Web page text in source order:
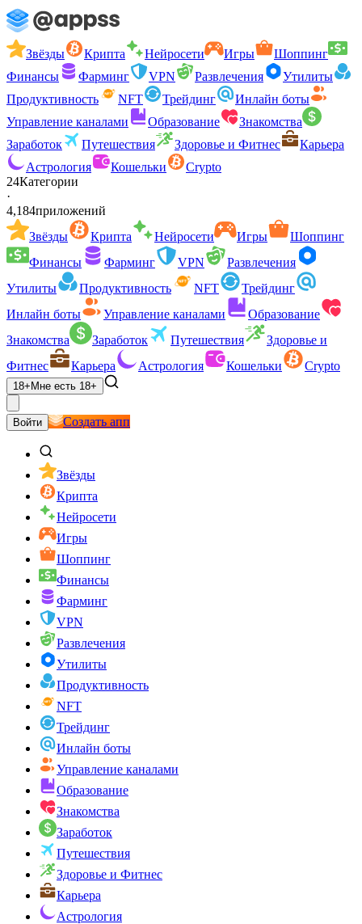
Звёзды Крипта Нейросети Игры
Шоппинг
Финансы
Фарминг VPN Развлечения
Утилиты
Продуктивность
NFT Трейдинг
Инлайн боты
Управление каналами
Образование
Знакомства
Заработок
Путешествия Здоровье и Фитнес
Карьера
Астрология
Кошельки
Crypto
24Категории
·
4,184приложений
Звёзды
Крипта Нейросети Игры
Шоппинг
Финансы
Фарминг VPN
Развлечения
Утилиты
Продуктивность NFT
Трейдинг
Инлайн боты
Управление каналами
Образование
Знакомства
Заработок Путешествия
Здоровье и
Фитнес
Карьера Астрология Кошельки Crypto
18+ Мне есть 18+
Войти Создать апп
Звёзды
Крипта
Нейросети
Игры
Шоппинг
Финансы
Фарминг
VPN
Развлечения
Утилиты
Продуктивность
NFT
Трейдинг
Инлайн боты
Управление каналами
Образование
Знакомства
Заработок
Путешествия
Здоровье и Фитнес
Карьера
Астрология